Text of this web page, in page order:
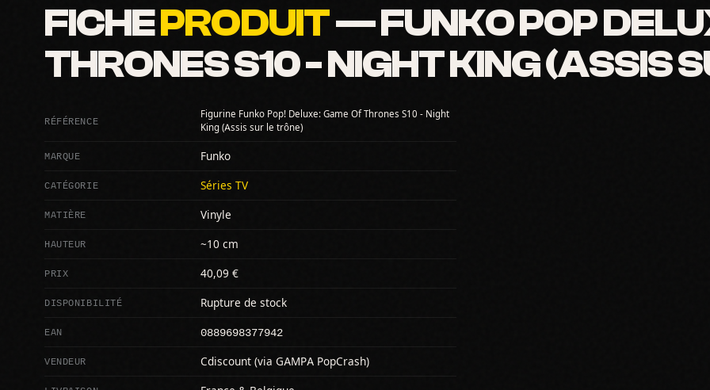
FICHEPRODUIT— FUNKO POP
THRONES S10 - NIGHT KING (ASSIS
RÉFÉRENCE
Figurine Funko Pop! Deluxe: Game Of Thrones S10 - Night
King (Assis sur le trône)
MARQUE Funko
CATÉGORIE Séries TV
MATIÈRE Vinyle
HAUTEUR ~10 cm
PRIX 40,09 €
DISPONIBILITÉ Rupture de stock
EAN 0889698377942
VENDEUR Cdiscount (via GAMPA PopCrash)